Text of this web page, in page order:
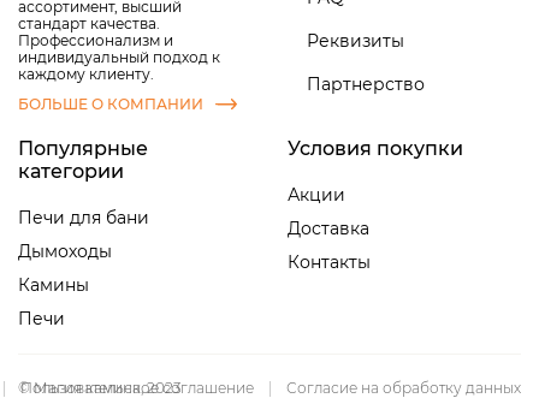
ассортимент, высший
стандарт качества.
Профессионализм и
индивидуальный подход к
каждому клиенту.
БОЛЬШЕ О КОМПАНИИ
Реквизиты
Партнерство
Популярные
категории
Печи для бани
Дымоходы
Камины
Печи
Условия покупки
Акции
Доставка
Контакты
© Магия камина, 2023
Пользовательское соглашение Согласие на обработку данных